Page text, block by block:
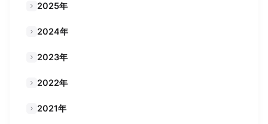
2025年
2024年
2023年
2022年
2021年